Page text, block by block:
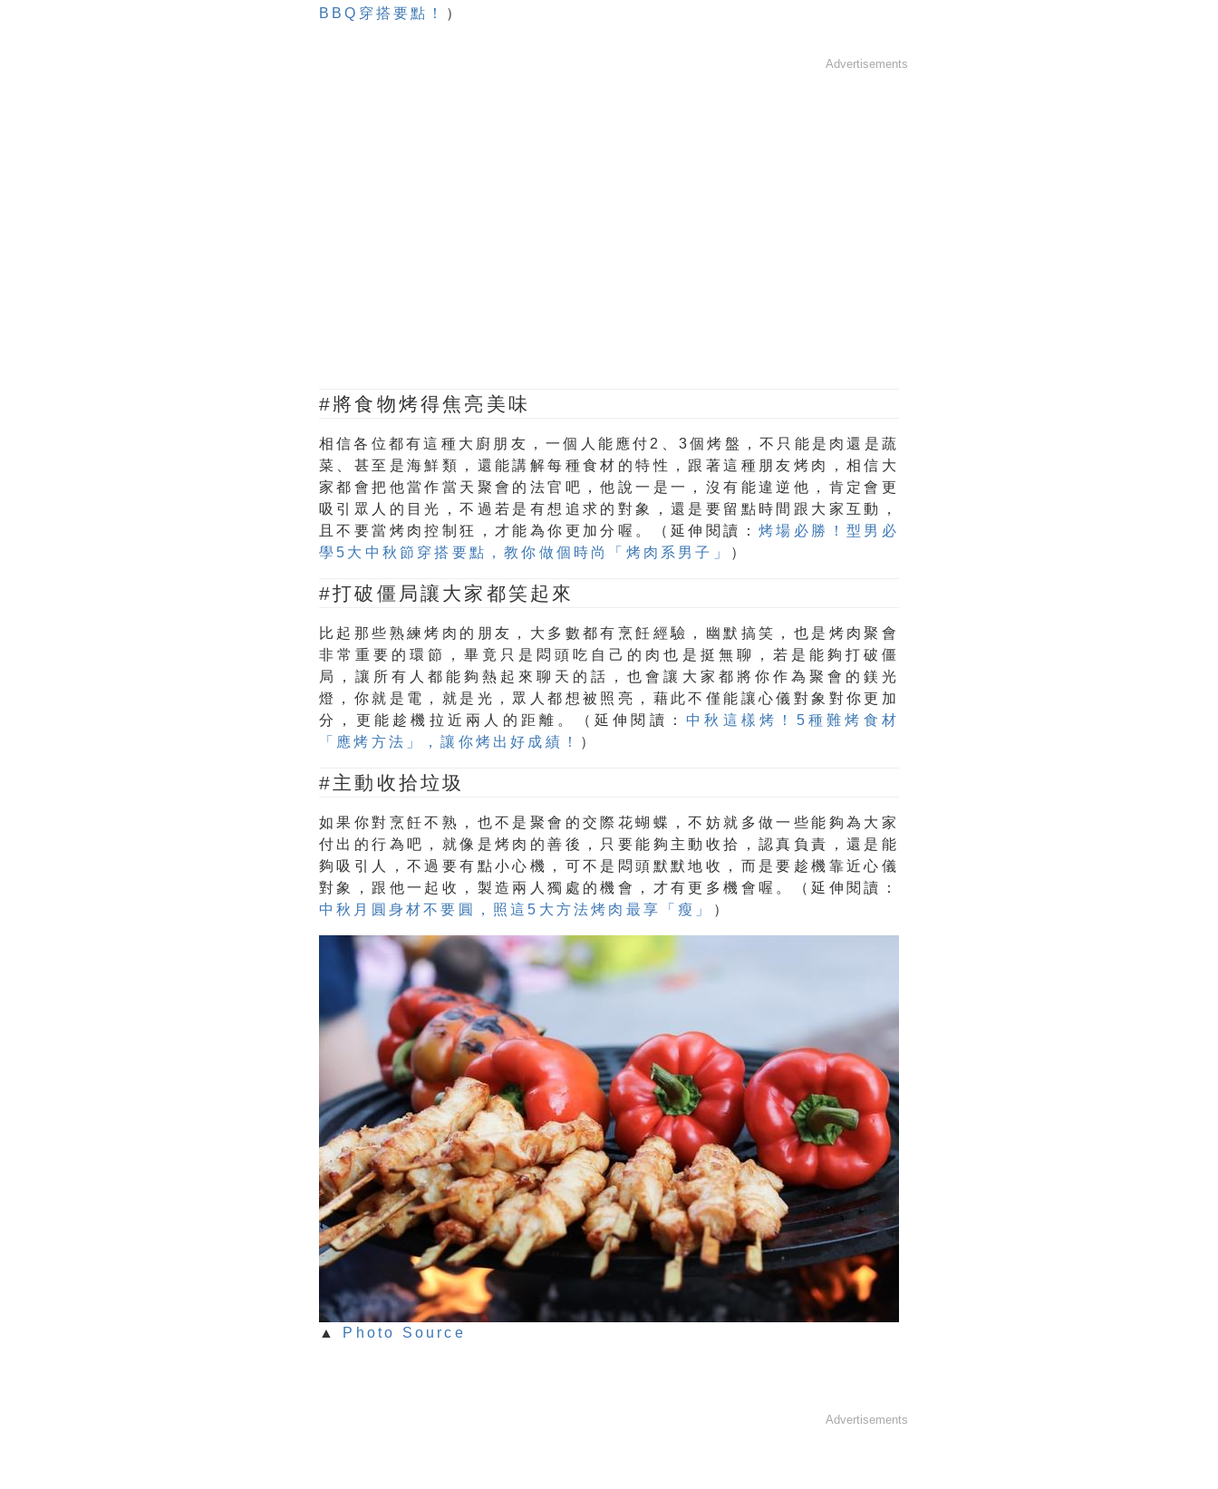
BBQ穿搭要點！
）
Advertisements
#將食物烤得焦亮美味
相信各位都有這種大廚朋友，一個人能應付2、3個烤盤，不只能是肉還是蔬
菜、甚至是海鮮類，還能講解每種食材的特性，跟著這種朋友烤肉，相信大
家都會把他當作當天聚會的法官吧，他說一是一，沒有能違逆他，肯定會更
吸引眾人的目光，不過若是有想追求的對象，還是要留點時間跟大家互動，
且不要當烤肉控制狂，才能為你更加分喔。（延伸閱讀： 烤場必勝！型男必
學5大中秋節穿搭要點，教你做個時尚「烤肉系男子」
）
#打破僵局讓大家都笑起來
比起那些熟練烤肉的朋友，大多數都有烹飪經驗，幽默搞笑，也是烤肉聚會
非常重要的環節，畢竟只是悶頭吃自己的肉也是挺無聊，若是能夠打破僵
局，讓所有人都能夠熱起來聊天的話，也會讓大家都將你作為聚會的鎂光
燈，你就是電，就是光，眾人都想被照亮，藉此不僅能讓心儀對象對你更加
分，更能趁機拉近兩人的距離。（延伸閱讀： 中秋這樣烤！5種難烤食材
「應烤方法」，讓你烤出好成績！
）
#主動收拾垃圾
如果你對烹飪不熟，也不是聚會的交際花蝴蝶，不妨就多做一些能夠為大家
付出的行為吧，就像是烤肉的善後，只要能夠主動收拾，認真負責，還是能
夠吸引人，不過要有點小心機，可不是悶頭默默地收，而是要趁機靠近心儀
對象，跟他一起收，製造兩人獨處的機會，才有更多機會喔。（延伸閱讀：
中秋月圓身材不要圓，照這5大方法烤肉最享「瘦」
）
▲ Photo Source
Advertisements